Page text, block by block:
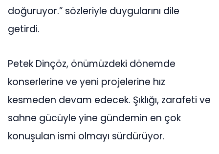
doğuruyor.” sözleriyle duygularını dile
getirdi.
Petek Dinçöz, önümüzdeki dönemde
konserlerine ve yeni projelerine hız
kesmeden devam edecek. Şıklığı, zarafeti ve
sahne gücüyle yine gündemin en çok
konuşulan ismi olmayı sürdürüyor.